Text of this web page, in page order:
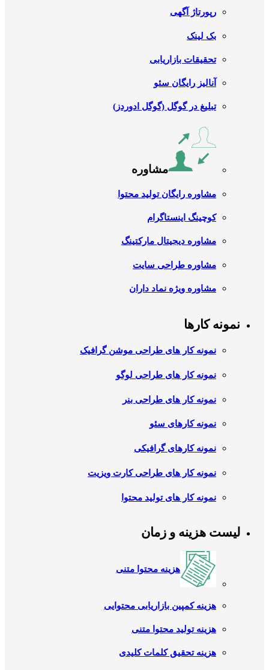
رپورتاژ آگهی
بک لینک
تحقیقات بازاریابی
آنالیز رایگان سئو
تبلیغ در گوگل (گوگل ادوردز)
مشاوره
مشاوره رایگان تولید محتوا
کوچینگ اینستاگرام
مشاوره دیجیتال مارکتینگ
مشاوره طراحی سایت
مشاوره ویژه نماد داران
نمونه کارها
نمونه کار های طراحی موشن گرافیک
نمونه کار های طراحی لوگو
نمونه کار های طراحی بنر
نمونه کارهای سئو
نمونه کارهای گرافیکی
نمونه کار های طراحی کارت ویزیت
نمونه کار های تولید محتوا
لیست هزینه و زمان
هزینه محتوا متنی
هزینه کمپین بازاریابی محتوایی
هزینه تولید محتوا متنی
هزینه تحقیق کلمات کلیدی